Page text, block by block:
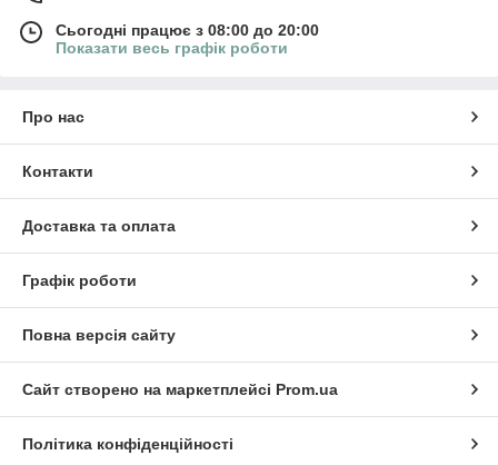
Сьогодні працює з 08:00 до 20:00
Показати весь графік роботи
Про нас
Контакти
Доставка та оплата
Графік роботи
Повна версія сайту
Сайт створено на маркетплейсі Prom.ua
Політика конфіденційності